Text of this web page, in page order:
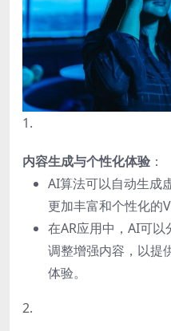
1.
内容生成与个性化体验 ：
AI算法可以自动生成
更加丰富和个性化的
在AR应用中，AI可
调整增强内容，以提
体验。
2.